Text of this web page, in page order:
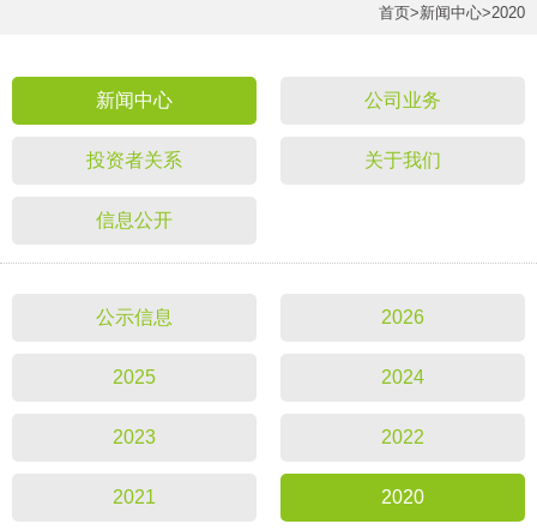
首页>新闻中心>2020
新闻中心 公司业务
投资者关系 关于我们
信息公开
公示信息 2026
2025 2024
2023 2022
2021 2020